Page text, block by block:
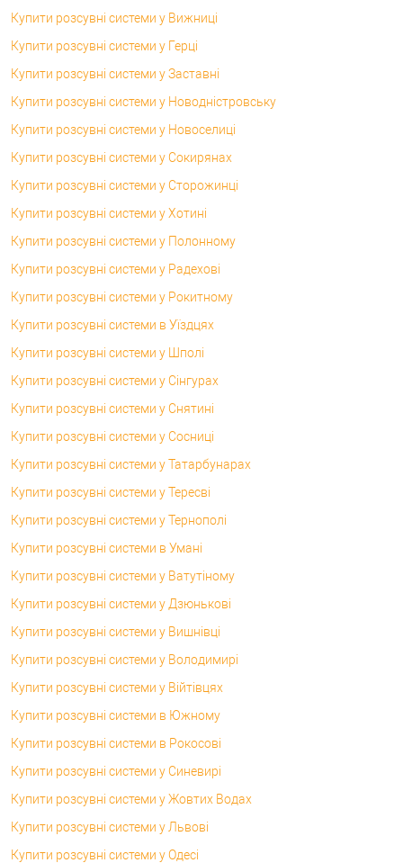
Купити розсувні системи у Вижниці
Купити розсувні системи у Герці
Купити розсувні системи у Заставні
Купити розсувні системи у Новодністровську
Купити розсувні системи у Новоселиці
Купити розсувні системи у Сокирянах
Купити розсувні системи у Сторожинці
Купити розсувні системи у Хотині
Купити розсувні системи у Полонному
Купити розсувні системи у Радехові
Купити розсувні системи у Рокитному
Купити розсувні системи в Уїздцях
Купити розсувні системи у Шполі
Купити розсувні системи у Сінгурах
Купити розсувні системи у Снятині
Купити розсувні системи у Сосниці
Купити розсувні системи у Татарбунарах
Купити розсувні системи у Тересві
Купити розсувні системи у Тернополі
Купити розсувні системи в Умані
Купити розсувні системи у Ватутіному
Купити розсувні системи у Дзюнькові
Купити розсувні системи у Вишнівці
Купити розсувні системи у Володимирі
Купити розсувні системи у Війтівцях
Купити розсувні системи в Южному
Купити розсувні системи в Рокосові
Купити розсувні системи у Синевирі
Купити розсувні системи у Жовтих Водах
Купити розсувні системи у Львові
Купити розсувні системи у Одесі